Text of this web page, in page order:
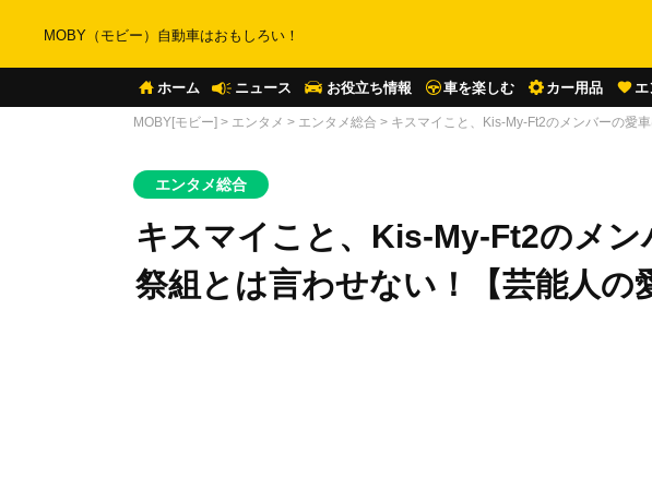
MOBY（モビー）自動車はおもしろい！
ホーム ニュース お役立ち情報 車を楽しむ カー用品 エ
MOBY[モビー] > エンタメ > エンタメ総合 > キスマイこと、Kis-My-Ft2のメンバーの愛
エンタメ総合
キスマイこと、Kis-My-Ft2のメン
祭組とは言わせない！【芸能人の